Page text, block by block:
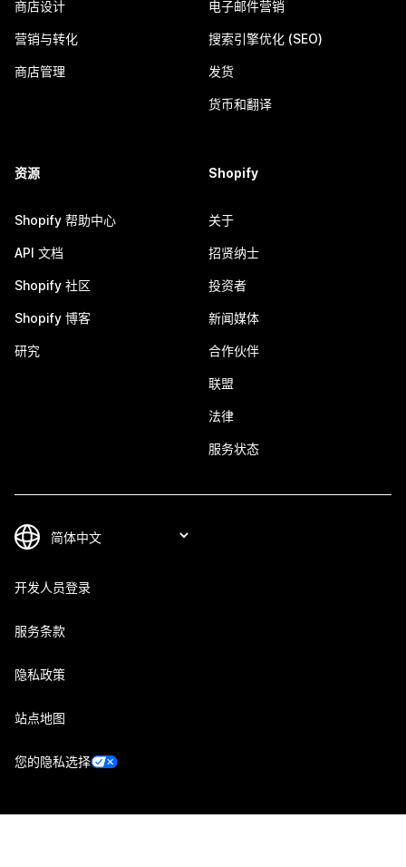
商店设计
营销与转化
商店管理
电子邮件营销
搜索引擎优化 (SEO)
发货
货币和翻译
资源
Shopify 帮助中心
API 文档
Shopify 社区
Shopify 博客
研究
Shopify
关于
招贤纳士
投资者
新闻媒体
合作伙伴
联盟
法律
服务状态
开发人员登录
服务条款
隐私政策
站点地图
您的隐私选择